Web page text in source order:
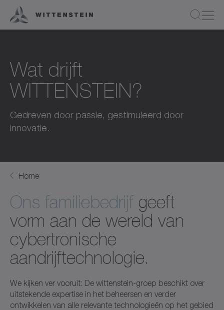
Wat drijft
WITTENSTEIN?
Gedreven door passie, gestimuleerd door
innovatie.
Home
Ons familiebedrijf geeft
vorm aan de wereld van
cybertronische
aandrijftechnologie.
We kijken ver vooruit: De wittenstein-groep beschikt over
uitstekende expertise in het beheersen en verder
ontwikkelen van alle relevante technologieën op het gebied